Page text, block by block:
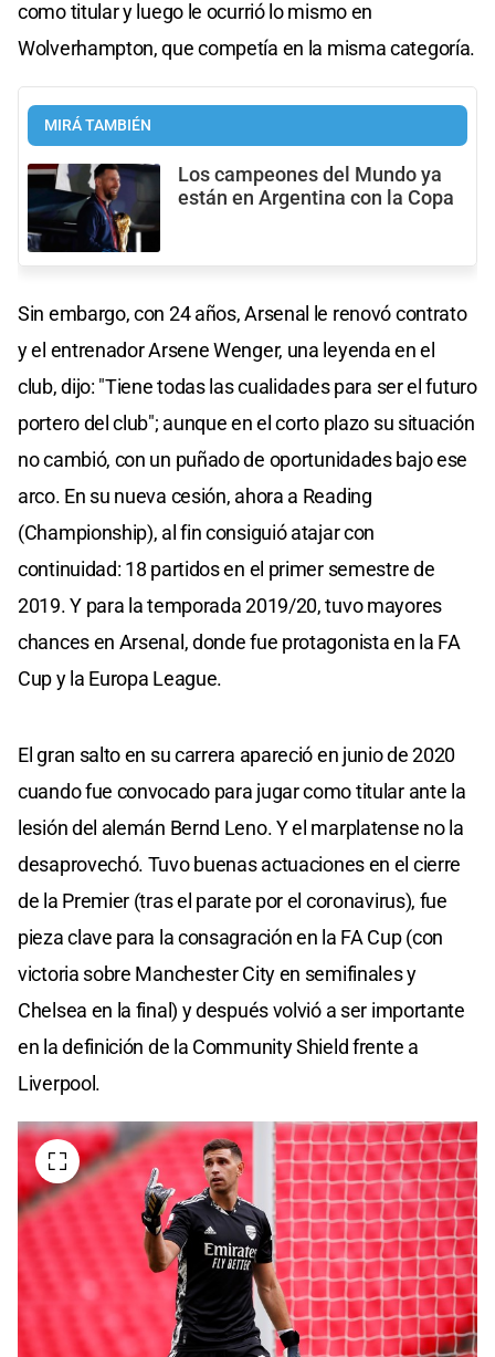
como titular y luego le ocurrió lo mismo en
Wolverhampton, que competía en la misma categoría.
MIRÁ TAMBIÉN
Los campeones del Mundo ya
están en Argentina con la Copa
Sin embargo, con 24 años, Arsenal le renovó contrato
y el entrenador Arsene Wenger, una leyenda en el
club, dijo: "Tiene todas las cualidades para ser el futuro
portero del club"; aunque en el corto plazo su situación
no cambió, con un puñado de oportunidades bajo ese
arco. En su nueva cesión, ahora a Reading
(Championship), al fin consiguió atajar con
continuidad: 18 partidos en el primer semestre de
2019. Y para la temporada 2019/20, tuvo mayores
chances en Arsenal, donde fue protagonista en la FA
Cup y la Europa League.
El gran salto en su carrera apareció en junio de 2020
cuando fue convocado para jugar como titular ante la
lesión del alemán Bernd Leno. Y el marplatense no la
desaprovechó. Tuvo buenas actuaciones en el cierre
de la Premier (tras el parate por el coronavirus), fue
pieza clave para la consagración en la FA Cup (con
victoria sobre Manchester City en semifinales y
Chelsea en la final) y después volvió a ser importante
en la definición de la Community Shield frente a
Liverpool.